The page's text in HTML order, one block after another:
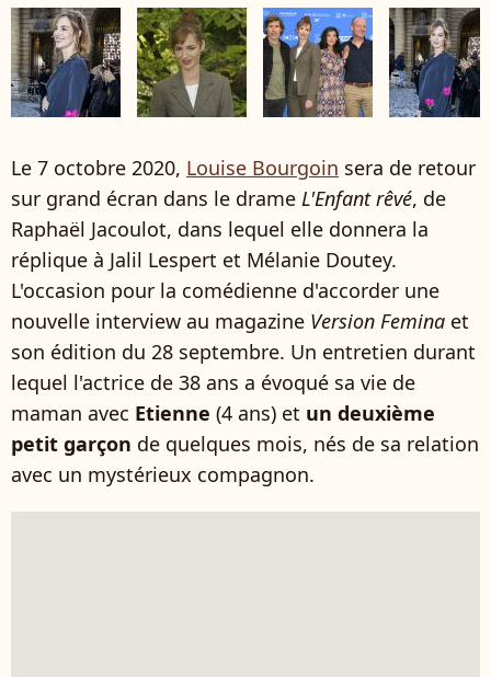
Le 7 octobre 2020, Louise Bourgoin sera de retour
sur grand écran dans le drame L'Enfant rêvé, de
Raphaël Jacoulot, dans lequel elle donnera la
réplique à Jalil Lespert et Mélanie Doutey.
L'occasion pour la comédienne d'accorder une
nouvelle interview au magazine Version Femina et
son édition du 28 septembre. Un entretien durant
lequel l'actrice de 38 ans a évoqué sa vie de
maman avec Etienne (4 ans) et un deuxième
petit garçon de quelques mois, nés de sa relation
avec un mystérieux compagnon.